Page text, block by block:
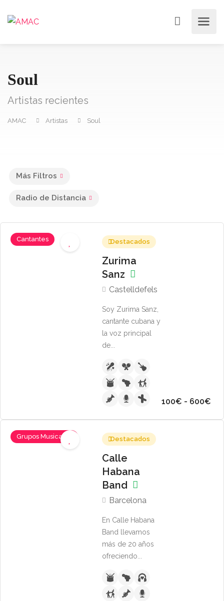
Soul
Artistas recientes
AMAC Artistas Soul
Más Filtros
Radio de Distancia
Cantantes Destacados
Zurima
Sanz
Castelldefels
Soy Zurima Sanz,
cantante cubana y
la voz principal
de...
100€ - 600€
Grupos Musicales Destacados
Calle
Habana
Band
Barcelona
En Calle Habana
Band llevamos
más de 20 años
ofreciendo...